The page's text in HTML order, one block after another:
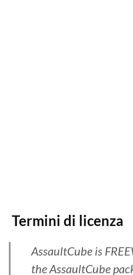
Termini di licenza
AssaultCube is
the AssaultCube